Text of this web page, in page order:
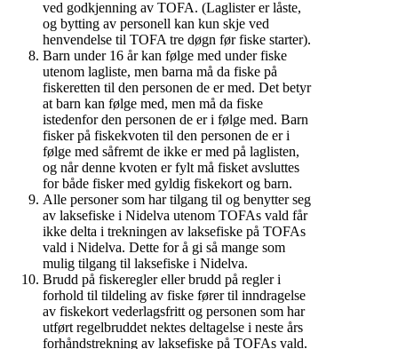
ved godkjenning av TOFA. (Laglister er låste,
og bytting av personell kan kun skje ved
henvendelse til TOFA tre døgn før fiske starter).
Barn under 16 år kan følge med under fiske
utenom lagliste, men barna må da fiske på
fiskeretten til den personen de er med. Det betyr
at barn kan følge med, men må da fiske
istedenfor den personen de er i følge med. Barn
fisker på fiskekvoten til den personen de er i
følge med såfremt de ikke er med på laglisten,
og når denne kvoten er fylt må fisket avsluttes
for både fisker med gyldig fiskekort og barn.
Alle personer som har tilgang til og benytter seg
av laksefiske i Nidelva utenom TOFAs vald får
ikke delta i trekningen av laksefiske på TOFAs
vald i Nidelva. Dette for å gi så mange som
mulig tilgang til laksefiske i Nidelva.
Brudd på fiskeregler eller brudd på regler i
forhold til tildeling av fiske fører til inndragelse
av fiskekort vederlagsfritt og personen som har
utført regelbruddet nektes deltagelse i neste års
forhåndstrekning av laksefiske på TOFAs vald.